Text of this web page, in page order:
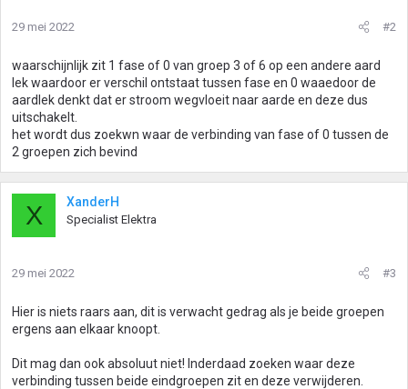
29 mei 2022 #2
waarschijnlijk zit 1 fase of 0 van groep 3 of 6 op een andere aard
lek waardoor er verschil ontstaat tussen fase en 0 waaedoor de
aardlek denkt dat er stroom wegvloeit naar aarde en deze dus
uitschakelt.
het wordt dus zoekwn waar de verbinding van fase of 0 tussen de
2 groepen zich bevind
X XanderH
Specialist Elektra
29 mei 2022 #3
Hier is niets raars aan, dit is verwacht gedrag als je beide groepen
ergens aan elkaar knoopt.
Dit mag dan ook absoluut niet! Inderdaad zoeken waar deze
verbinding tussen beide eindgroepen zit en deze verwijderen.